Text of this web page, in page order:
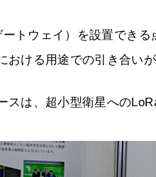
トウェイ）を設置でき
ける用途での引き合い
は、超小型衛星への